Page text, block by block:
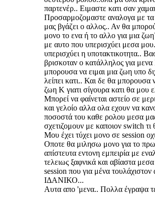
παρτενέρ.. Ειμαστε κατι σαν
Προσαρμοζομαστε αναλογα με τα
μας βγάζει ο αλλος.. Αν θα
μονο το ενα ή το αλλο για μια
με αυτο που υπερισχύει μεσα
υπερισχύει η υποτακτικοτητα..
βρισκοταν ο κατάλληλος για
μπορουσα να ειμαι μια ζωη υπο
λείπει κατι.. Και δε θα μπορουσα
ζωη Κ γιατι σίγουρα κατι θα μου
Μπορεί να φαίνεται αστείο σε
και γελοίο αλλα ολα εχουν να
ποσοστά του καθε ρολου μεσα
σχετιζομουν με καποιον switch τι
Μου έχει τύχει μονο σε session
Οποτε θα μιλησω μονο για το
απίστευτα εντονη εμπειρία με
τελειως ξαφνικά και αβίαστα μεσα
session που για μένα τουλάχιστον
ΙΔΑΝΙΚΟ...
Αυτα απο 'μενα.. Πολλα έγραψα